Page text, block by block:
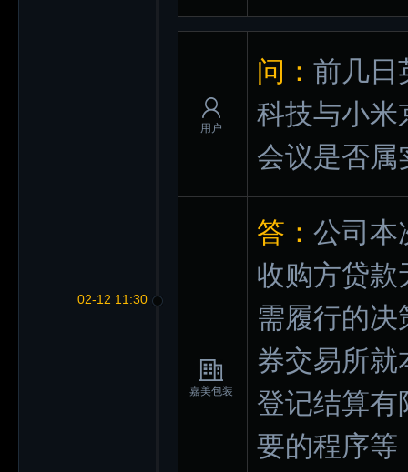
02-12 11:30
用户
问： 前几日
科技与小米
会议是否属
嘉美包装
答： 公司本
收购方贷款
需履行的
券交易所就
登记结算有
要的程序等